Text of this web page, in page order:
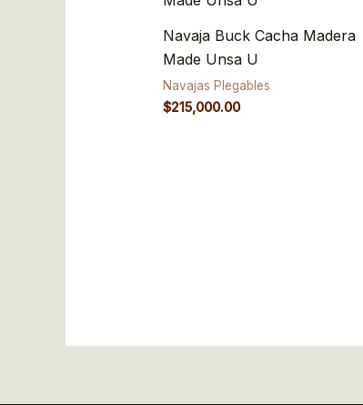
Navaja Buck Cacha Madera
Made Unsa U
Navajas Plegables
$215,000.00